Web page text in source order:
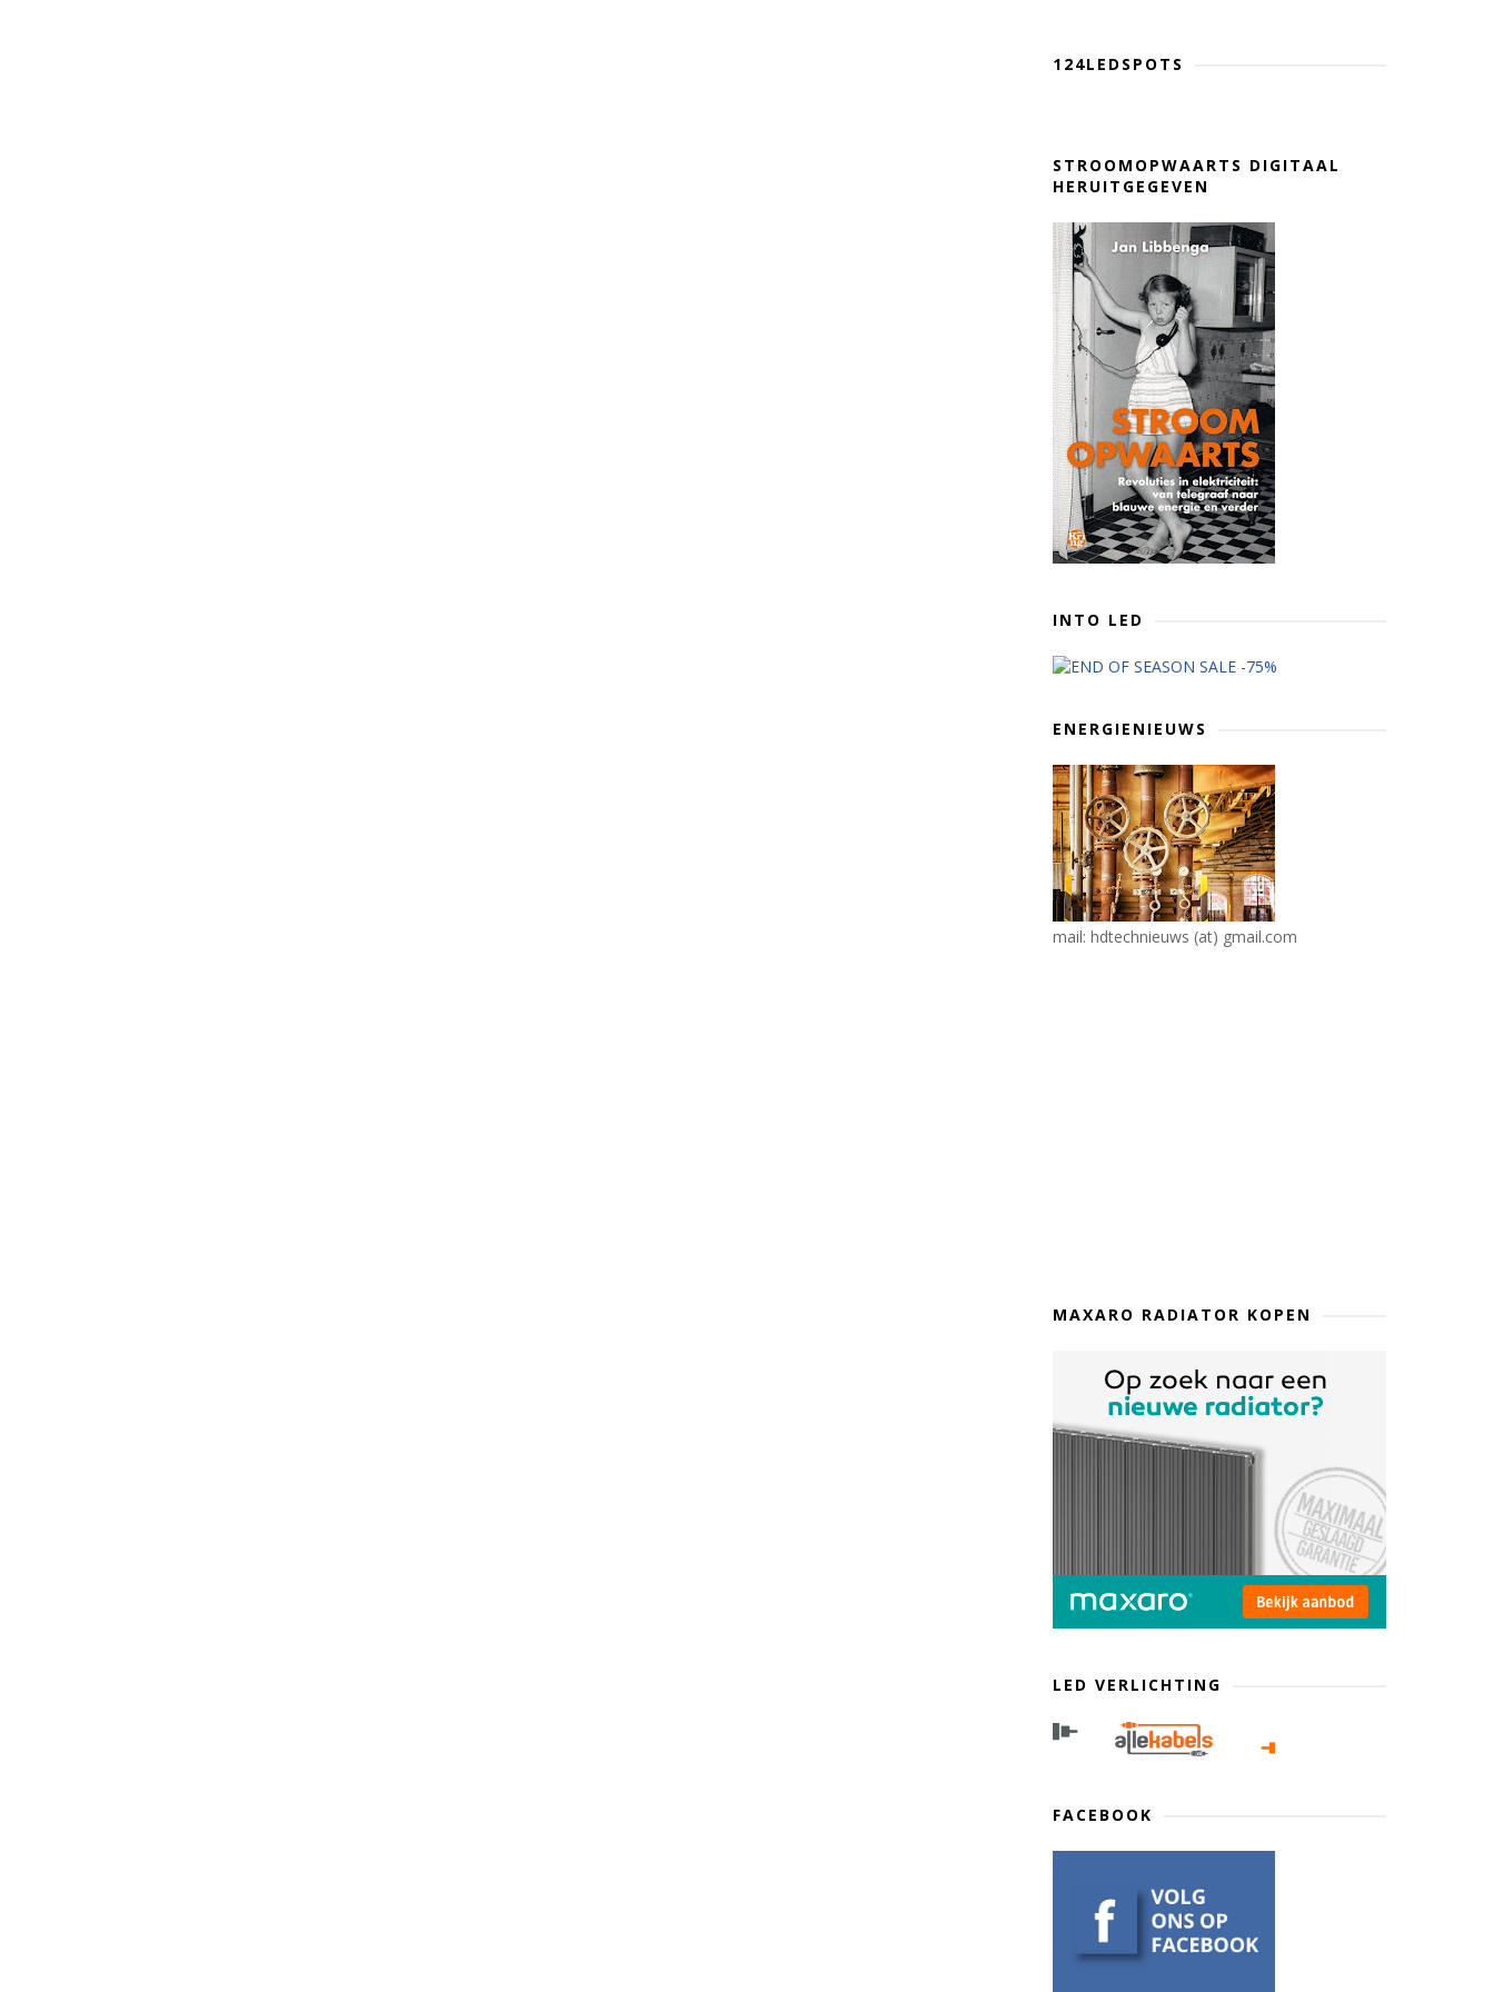
124LEDSPOTS
STROOMOPWAARTS DIGITAAL
HERUITGEGEVEN
INTO LED
ENERGIENIEUWS
mail: hdtechnieuws (at) gmail.com
MAXARO RADIATOR KOPEN
LED VERLICHTING
FACEBOOK